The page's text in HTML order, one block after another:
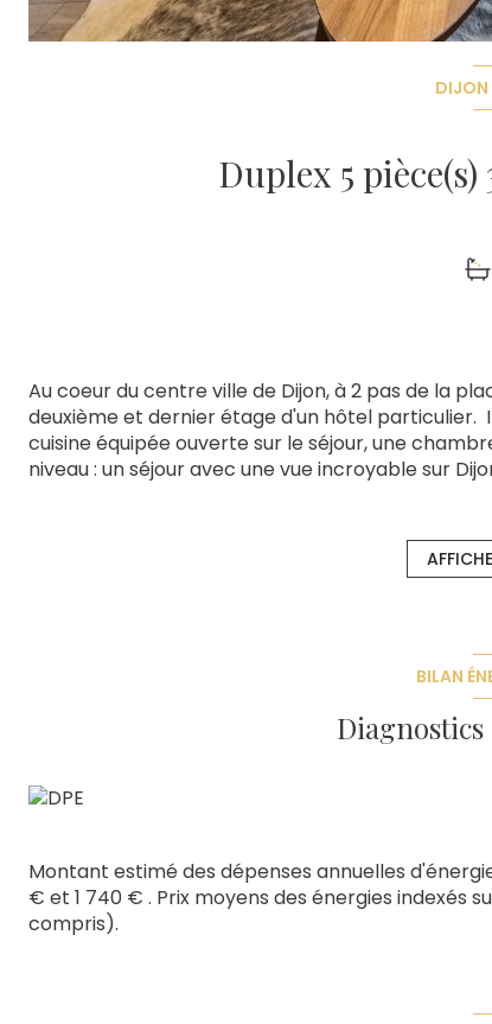
Au coeur du centre ville de Dijon, à 2 pas de la
deuxième et dernier étage d'un hôtel particulier.
cuisine équipée ouverte sur le séjour, une
niveau : un séjour avec une vue incroyable sur
Mandat n°0868VS. Classe énergie : C. Classe
1800 €. Honoraire à la charge du vendeur.
BILAN
Montant estimé des dépenses annuelles
€ et 1 740 € . Prix moyens des énergies indexés
compris).